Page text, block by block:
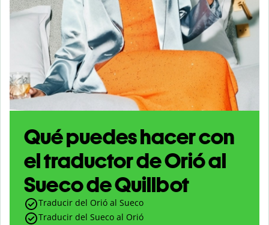
Qué puedes hacer con
el traductor de Orió al
Sueco de Quillbot
Traducir del Orió al Sueco
Traducir del Sueco al Orió